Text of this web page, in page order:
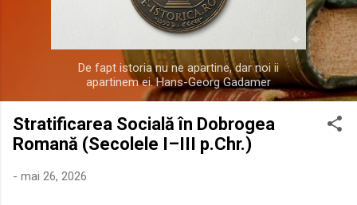
De fapt istoria nu ne apartine, dar noi ii
apartinem ei. Hans-Georg Gadamer
Stratificarea Socială în Dobrogea
Romană (Secolele I–III p.Chr.)
- mai 26, 2026